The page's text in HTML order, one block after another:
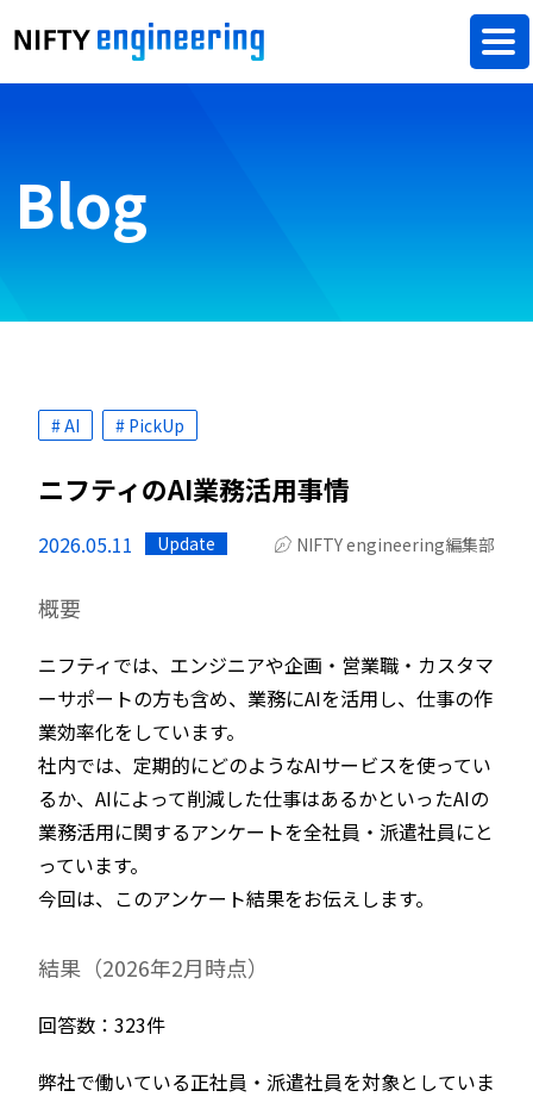
Blog
# AI # PickUp
ニフティのAI業務活用事情
2026.05.11 Update NIFTY engineering編集部
概要
ニフティでは、エンジニアや企画・営業職・カスタマ
ーサポートの方も含め、業務にAIを活用し、仕事の作
業効率化をしています。
社内では、定期的にどのようなAIサービスを使ってい
るか、AIによって削減した仕事はあるかといったAIの
業務活用に関するアンケートを全社員・派遣社員にと
っています。
今回は、このアンケート結果をお伝えします。
結果（2026年2月時点）
回答数：323件
弊社で働いている正社員・派遣社員を対象としていま